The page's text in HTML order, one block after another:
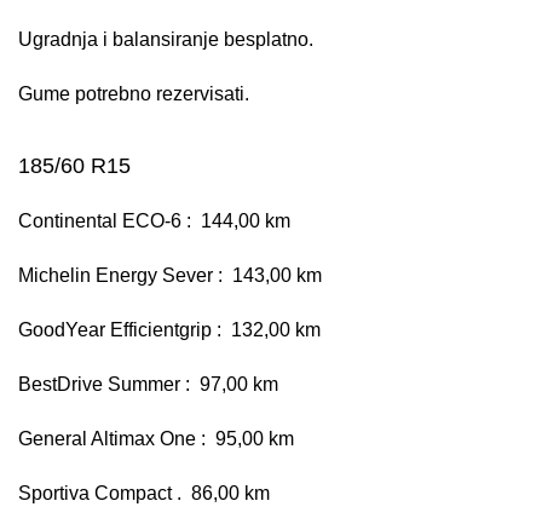
Ugradnja i balansiranje besplatno.
Gume potrebno rezervisati.
185/60 R15
Continental ECO-6 : 144,00 km
Michelin Energy Sever : 143,00 km
GoodYear Efficientgrip : 132,00 km
BestDrive Summer : 97,00 km
General Altimax One : 95,00 km
Sportiva Compact . 86,00 km